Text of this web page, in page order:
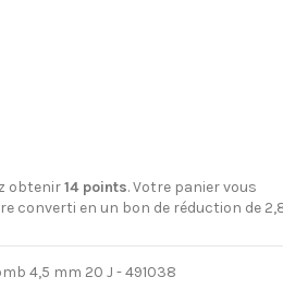
obtenir14points. Votre panier vous
converti en un bon de réduction de
4,5 mm 20 J - 491038